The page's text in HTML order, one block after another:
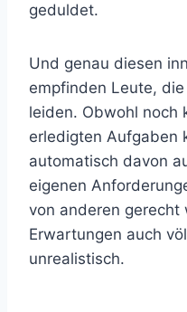
geduldet.
Und genau diesen
empfinden Leute,
leiden. Obwohl noch
erledigten Aufgaben
automatisch davon
eigenen
von anderen gerecht
Erwartungen auch
unrealistisch.